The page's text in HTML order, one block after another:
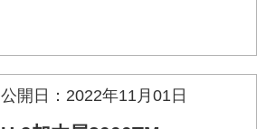
公開日：2022年11月01日